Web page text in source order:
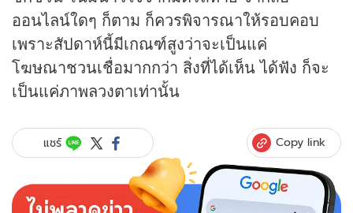
ออนไลน์ใดๆ ก็ตาม ก็ควรพิจารณาให้รอบคอบ
เพราะสัปดาห์นี้มีเกณฑ์สูงว่าจะเป็นแค่
โฆษณาชวนเชื่อมากกว่า สิ่งที่ได้เห็น ได้ฟัง ก็จะ
เป็นแค่ภาพลวงตาเท่านั้น
แชร์ Copy link